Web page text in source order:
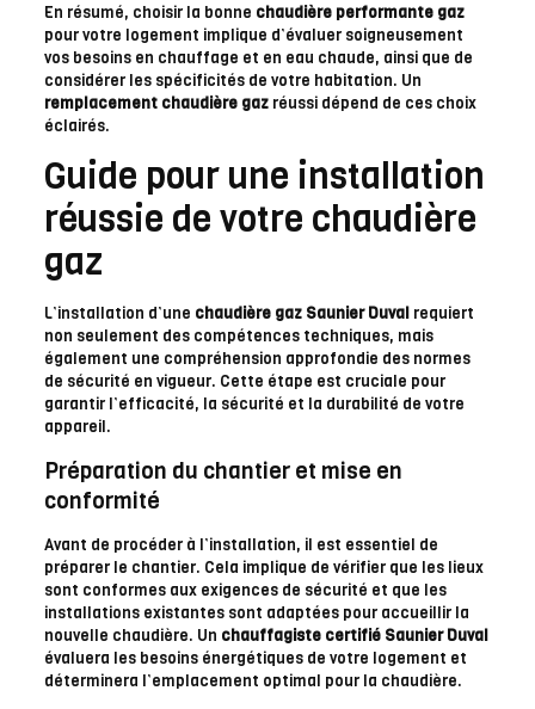
En résumé, choisir la bonne chaudière performante gaz
pour votre logement implique d’évaluer soigneusement
vos besoins en chauffage et en eau chaude, ainsi que de
considérer les spécificités de votre habitation. Un
remplacement chaudière gazréussi dépend de ces choix
éclairés.
Guide pour une installation
réussie de votre chaudière
gaz
L’installation d’une chaudière gaz Saunier Duvalrequiert
non seulement des compétences techniques, mais
également une compréhension approfondie des normes
de sécurité en vigueur. Cette étape est cruciale pour
garantir l’efficacité, la sécurité et la durabilité de votre
appareil.
Préparation du chantier et mise en
conformité
Avant de procéder à l’installation, il est essentiel de
préparer le chantier. Cela implique de vérifier que les lieux
sont conformes aux exigences de sécurité et que les
installations existantes sont adaptées pour accueillir la
nouvelle chaudière. Un chauffagiste certifié Saunier Duval
évaluera les besoins énergétiques de votre logement et
déterminera l’emplacement optimal pour la chaudière.